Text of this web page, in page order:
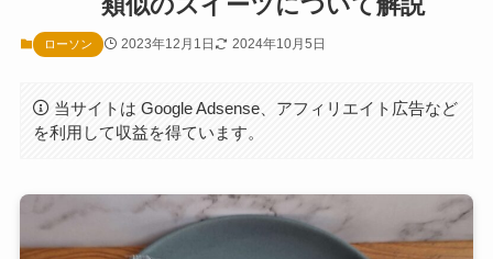
ローソン 2023年12月1日 2024年10月5日
当サイトは Google Adsense、アフィリエイト広告など
を利用して収益を得ています。